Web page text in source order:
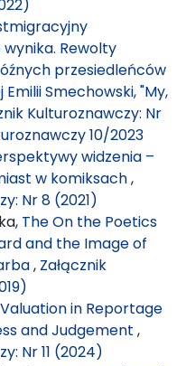
Rewolty
przesiedleńców
Smechowski, "My,
Kulturoznawczy: Nr
10/2023
widzenia –
w komiksach,
Nr 8 (2021)
The On the Poetics
and the Image of
, Załącznik
in Reportage
and Judgement ,
Nr 11 (2024)